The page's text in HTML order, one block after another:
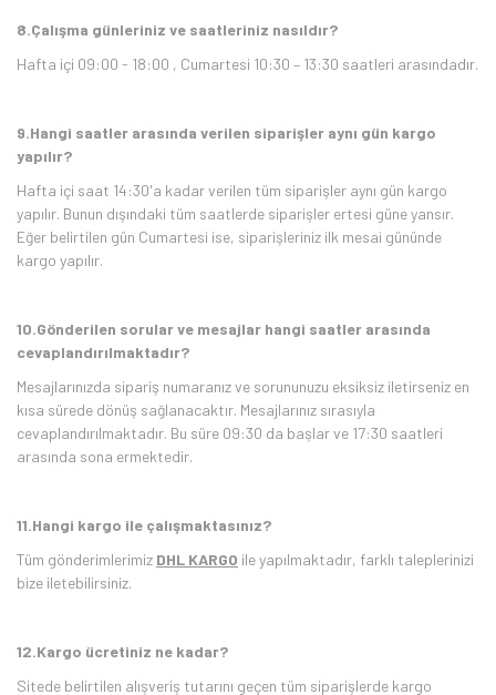
8.Çalışma günleriniz ve saatleriniz nasıldır?
Hafta içi 09:00 - 18:00 , Cumartesi 10:30 – 13:30 saatleri arasındadır.
9.Hangi saatler arasında verilen siparişler aynı gün kargo
yapılır?
Hafta içi saat 14:30'a kadar verilen tüm siparişler aynı gün kargo
yapılır. Bunun dışındaki tüm saatlerde siparişler ertesi güne yansır.
Eğer belirtilen gün Cumartesi ise, siparişleriniz ilk mesai gününde
kargo yapılır.
10.Gönderilen sorular ve mesajlar hangi saatler arasında
cevaplandırılmaktadır?
Mesajlarınızda sipariş numaranız ve sorununuzu eksiksiz iletirseniz en
kısa sürede dönüş sağlanacaktır. Mesajlarınız sırasıyla
cevaplandırılmaktadır. Bu süre 09:30 da başlar ve 17:30 saatleri
arasında sona ermektedir.
11.Hangi kargo ile çalışmaktasınız?
Tüm gönderimlerimiz DHL KARGO ile yapılmaktadır, farklı taleplerinizi
bize iletebilirsiniz.
12.Kargo ücretiniz ne kadar?
Sitede belirtilen alışveriş tutarını geçen tüm siparişlerde kargo